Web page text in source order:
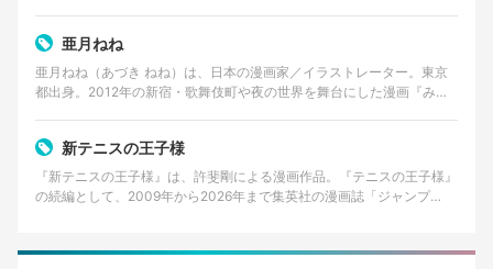
亜月ねね
亜月ねね（あづき ねね）は、日本の漫画家／イラストレーター。東京
都出身。2012年の新宿・歌舞伎町や夜の世界を舞台にした漫画『みい
新テニスの王子様
『新テニスの王子様』は、許斐剛による漫画作品。『テニスの王子様』
の続編として、2009年から2026年まで集英社の漫画誌「ジャンプ